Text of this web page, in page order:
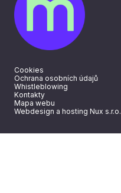
Cookies
Ochrana osobních údajů
Whistleblowing
Kontakty
Mapa webu
Webdesign a hosting Nux s.r.o.